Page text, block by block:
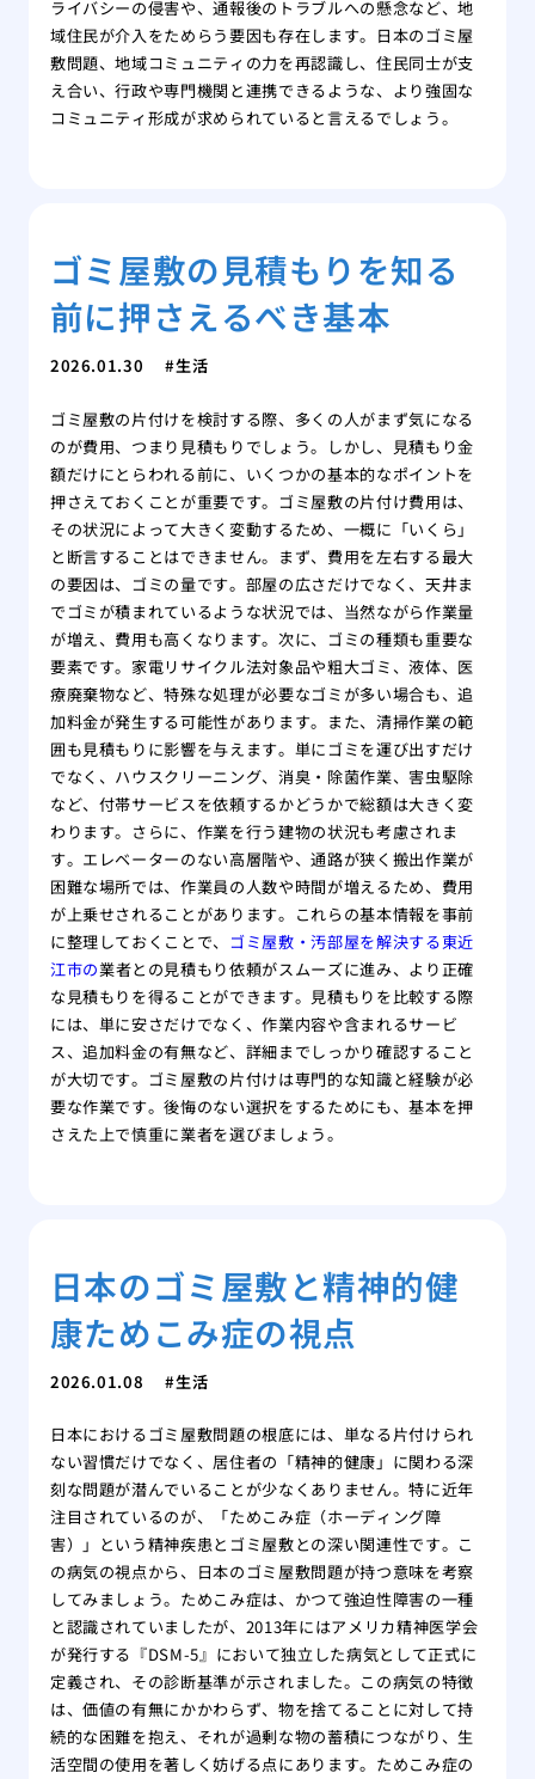
ライバシーの侵害や、通報後のトラブルへの懸念など、地
域住民が介入をためらう要因も存在します。日本のゴミ屋
敷問題、地域コミュニティの力を再認識し、住民同士が支
え合い、行政や専門機関と連携できるような、より強固な
コミュニティ形成が求められていると言えるでしょう。
ゴミ屋敷の見積もりを知る
前に押さえるべき基本
2026.01.30 生活
ゴミ屋敷の片付けを検討する際、多くの人がまず気になる
のが費用、つまり見積もりでしょう。しかし、見積もり金
額だけにとらわれる前に、いくつかの基本的なポイントを
押さえておくことが重要です。ゴミ屋敷の片付け費用は、
その状況によって大きく変動するため、一概に「いくら」
と断言することはできません。まず、費用を左右する最大
の要因は、ゴミの量です。部屋の広さだけでなく、天井ま
でゴミが積まれているような状況では、当然ながら作業量
が増え、費用も高くなります。次に、ゴミの種類も重要な
要素です。家電リサイクル法対象品や粗大ゴミ、液体、医
療廃棄物など、特殊な処理が必要なゴミが多い場合も、追
加料金が発生する可能性があります。また、清掃作業の範
囲も見積もりに影響を与えます。単にゴミを運び出すだけ
でなく、ハウスクリーニング、消臭・除菌作業、害虫駆除
など、付帯サービスを依頼するかどうかで総額は大きく変
わります。さらに、作業を行う建物の状況も考慮されま
す。エレベーターのない高層階や、通路が狭く搬出作業が
困難な場所では、作業員の人数や時間が増えるため、費用
が上乗せされることがあります。これらの基本情報を事前
に整理しておくことで、 ゴミ屋敷・汚部屋を解決する東近
江市の業者との見積もり依頼がスムーズに進み、より正確
な見積もりを得ることができます。見積もりを比較する際
には、単に安さだけでなく、作業内容や含まれるサービ
ス、追加料金の有無など、詳細までしっかり確認すること
が大切です。ゴミ屋敷の片付けは専門的な知識と経験が必
要な作業です。後悔のない選択をするためにも、基本を押
さえた上で慎重に業者を選びましょう。
日本のゴミ屋敷と精神的健
康ためこみ症の視点
2026.01.08 生活
日本におけるゴミ屋敷問題の根底には、単なる片付けられ
ない習慣だけでなく、居住者の「精神的健康」に関わる深
刻な問題が潜んでいることが少なくありません。特に近年
注目されているのが、「ためこみ症（ホーディング障
害）」という精神疾患とゴミ屋敷との深い関連性です。こ
の病気の視点から、日本のゴミ屋敷問題が持つ意味を考察
してみましょう。ためこみ症は、かつて強迫性障害の一種
と認識されていましたが、2013年にはアメリカ精神医学会
が発行する『DSM-5』において独立した病気として正式に
定義され、その診断基準が示されました。この病気の特徴
は、価値の有無にかかわらず、物を捨てることに対して持
続的な困難を抱え、それが過剰な物の蓄積につながり、生
活空間の使用を著しく妨げる点にあります。ためこみ症の